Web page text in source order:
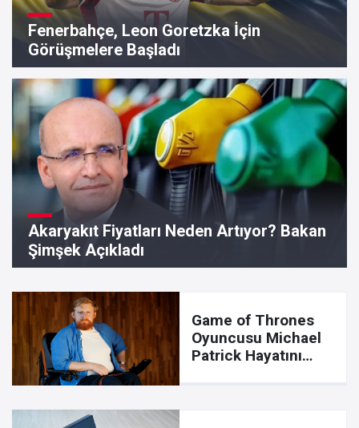
Fenerbahçe, Leon Goretzka İçin
Görüşmelere Başladı
Akaryakıt Fiyatları Neden Artıyor? Bakan
Şimşek Açıkladı
Game of Thrones
Oyuncusu Michael
Patrick Hayatını